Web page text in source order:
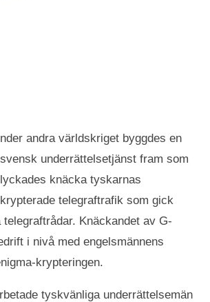
nder andra världskriget byggdes en
svensk underrättelsetjänst fram som
lyckades knäcka tyskarnas
krypterade telegraftrafik som gick
Knäckandet av G-
i nivå med engelsmännens
krypteringen.
tyskvänliga underrättelsemän